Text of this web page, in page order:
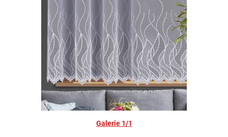
Galerie 1/1